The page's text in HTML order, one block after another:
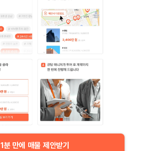
1분 만에 매물 제안받기